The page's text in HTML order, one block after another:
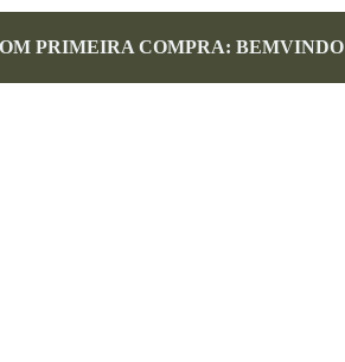
PRIMEIRA COMPRA: BEMVINDO